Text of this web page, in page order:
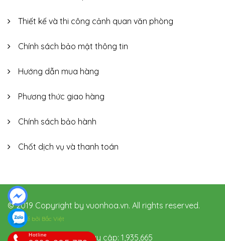
Thiết kế và thi công cảnh quan văn phòng
Chính sách bảo mật thông tin
Hướng dẫn mua hàng
Phương thức giao hàng
Chính sách bảo hành
Chốt dịch vụ và thanh toán
© 2019 Copyright by vuonhoa.vn. All rights reserved.
Thiết kế bởi Bắc Việt
Hôm nay: 134 Tổng truy cập: 1,935,665
Hotline